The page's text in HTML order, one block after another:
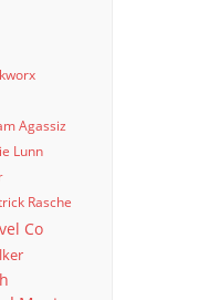
Agassiz
Lunn
Rasche
Co